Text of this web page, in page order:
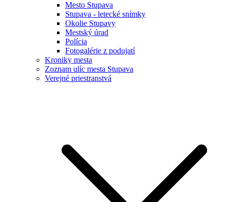
Mesto Stupava
Stupava - letecké snímky
Okolie Stupavy
Mestský úrad
Polícia
Fotogalérie z podujatí
Kroniky mesta
Zoznam ulíc mesta Stupava
Verejné priestranstvá